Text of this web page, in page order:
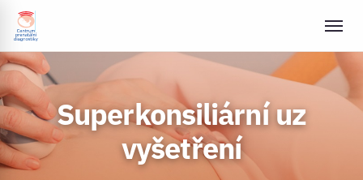
Superkonsiliární uz
vyšetření